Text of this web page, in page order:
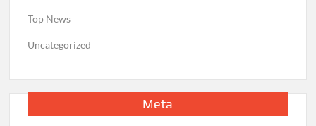
Top News
Uncategorized
Meta